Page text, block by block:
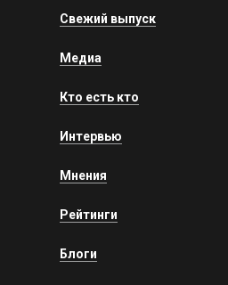
Свежий выпуск
Медиа
Кто есть кто
Интервью
Мнения
Рейтинги
Блоги